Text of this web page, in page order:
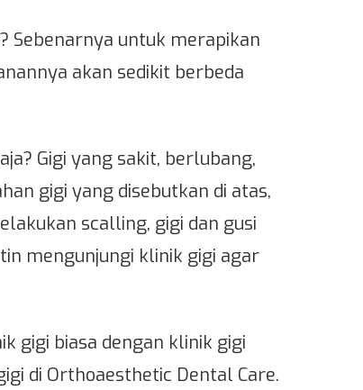
Sebenarnya untuk merapikan
akan sedikit berbeda
Gigi yang sakit, berlubang,
gigi yang disebutkan di atas,
scalling, gigi dan gusi
mengunjungi klinik gigi agar
gigi biasa dengan klinik gigi
di Orthoaesthetic Dental Care.